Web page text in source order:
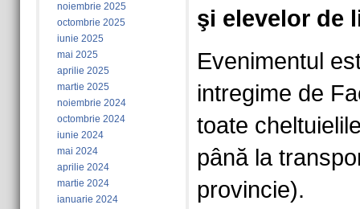
noiembrie 2025
octombrie 2025
iunie 2025
mai 2025
aprilie 2025
martie 2025
noiembrie 2024
octombrie 2024
iunie 2024
mai 2024
aprilie 2024
martie 2024
ianuarie 2024
şi elevelor de
Evenimentul
intregime de
toate
până la
provincie).